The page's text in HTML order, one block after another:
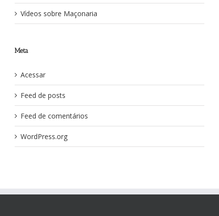
Vídeos sobre Maçonaria
Meta
Acessar
Feed de posts
Feed de comentários
WordPress.org